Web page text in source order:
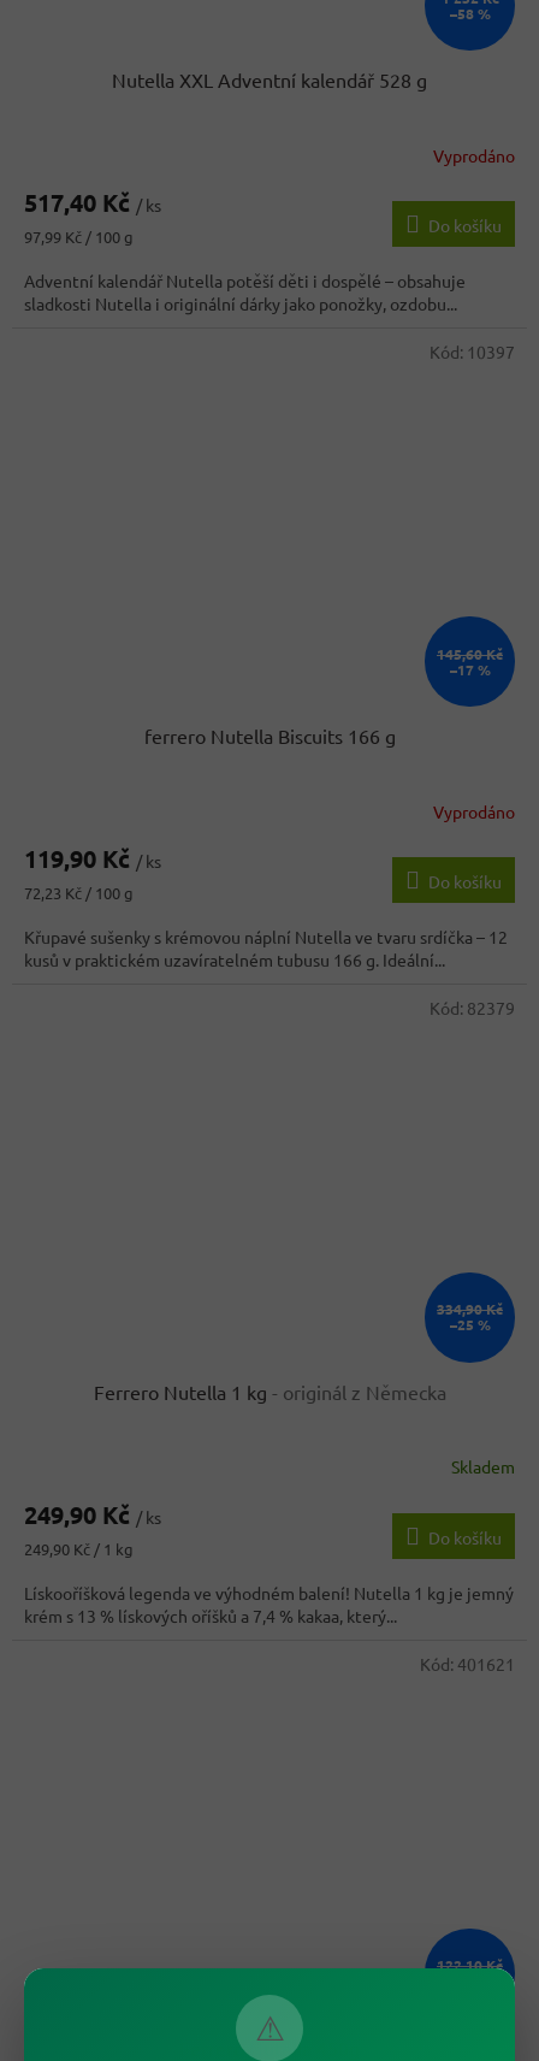
⚠
–58 %
Nutella XXL Adventní kalendář 528 g
Vyprodáno
517,40 Kč / ks
Měrná
97,99 Kč / 100 g
Do košíku
Adventní kalendář Nutella potěší děti i dospělé – obsahuje
sladkosti Nutella i originální dárky jako ponožky, ozdobu...
145,60 Kč
–17 %
ferrero Nutella Biscuits 166 g
produktu
5,0
z
5
hvězdiček.
Vyprodáno
119,90 Kč / ks
Měrná
72,23 Kč / 100 g
Do košíku
Křupavé sušenky s krémovou náplní Nutella ve tvaru srdíčka – 12
kusů v praktickém uzavíratelném tubusu 166 g. Ideální...
Kód: 10397
334,90 Kč
–25 %
Ferrero Nutella 1 kg - originál z Německa
produktu
3,6
z
5
hvězdiček.
Skladem
249,90 Kč / ks
Měrná
249,90 Kč / 1 kg
Do košíku
Lískooříšková legenda ve výhodném balení! Nutella 1 kg je jemný
krém s 13 % lískových oříšků a 7,4 % kakaa, který...
Kód: 82379
122,10 Kč
Ferrero Nutella 450g
Kód: 401621